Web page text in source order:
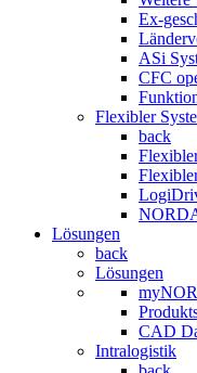
Ex-
ASi
CFC
Flexibler
back
Lösungen
back
Lösungen
CAD
Intralogistik